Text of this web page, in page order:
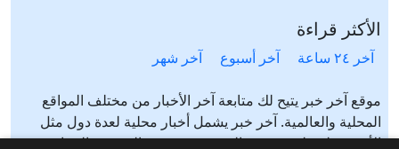
الأكثر قراءة
آخر ٢٤ ساعة آخر أسبوع آخر شهر
موقع آخر خبر يتيح لك متابعة آخر الأخبار من مختلف المواقع
المحلية والعالمية. آخر خبر يشمل أخبار محلية لعدة دول مثل
الأردن، فلسطين، مصر، السعودية، تونس، المغرب، الجزائر،